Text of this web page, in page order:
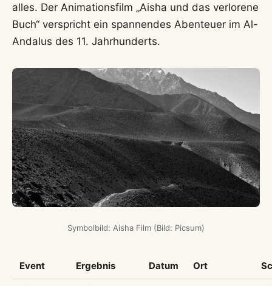
alles. Der Animationsfilm „Aisha und das verlorene
Buch“ verspricht ein spannendes Abenteuer im Al-
Andalus des 11. Jahrhunderts.
Symbolbild: Aisha Film (Bild: Picsum)
Event Ergebnis Datum Ort